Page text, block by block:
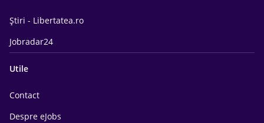
Știri - Libertatea.ro
Jobradar24
Utile
Contact
Despre eJobs